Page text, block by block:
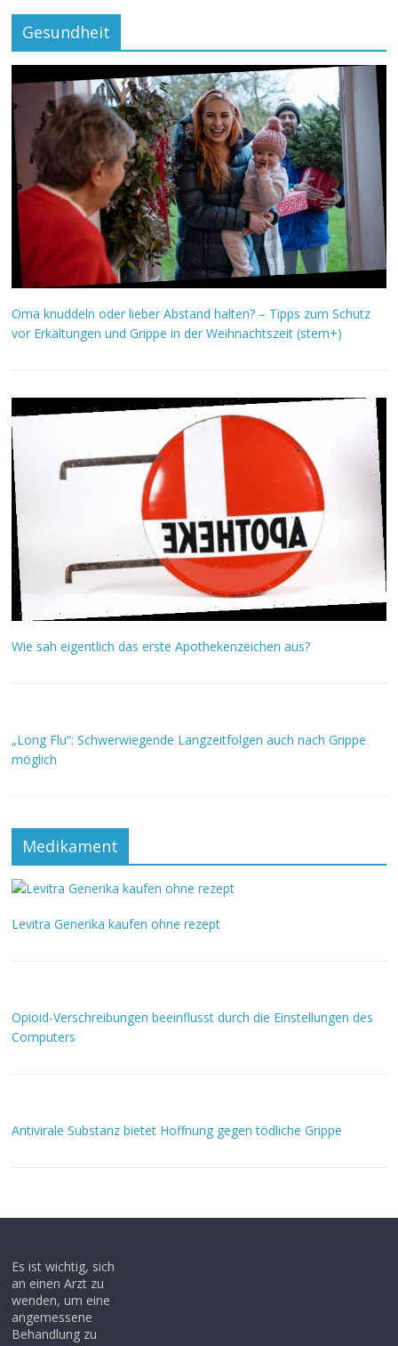
Gesundheit
Oma knuddeln oder lieber Abstand halten? – Tipps zum Schutz
vor Erkältungen und Grippe in der Weihnachtszeit (stern+)
Wie sah eigentlich das erste Apothekenzeichen aus?
„Long Flu“: Schwerwiegende Langzeitfolgen auch nach Grippe
möglich
Medikament
Levitra Generika kaufen ohne rezept
Opioid-Verschreibungen beeinflusst durch die Einstellungen des
Computers
Antivirale Substanz bietet Hoffnung gegen tödliche Grippe
Es ist wichtig, sich
an einen Arzt zu
wenden, um eine
angemessene
Behandlung zu